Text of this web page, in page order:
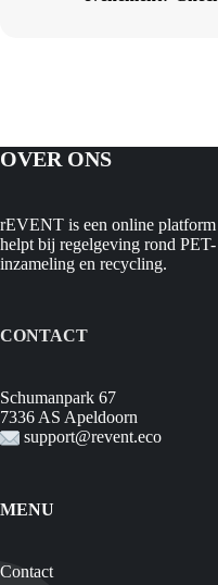
OVER ONS
rEVENT is een online platform
helpt bij regelgeving rond
inzameling en recycling.
CONTACT
Schumanpark 67
7336 AS Apeldoorn
support@revent.eco
MENU
Contact